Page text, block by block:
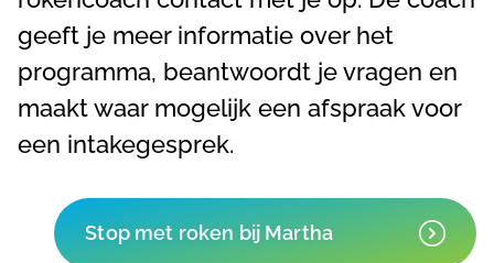
geeft je meer informatie over het
programma, beantwoordt je vragen en
maakt waar mogelijk een afspraak voor
een intakegesprek.
Stop met roken bij Martha